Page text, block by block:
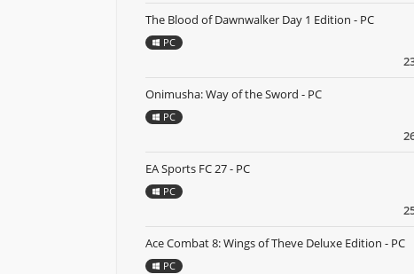
The Blood of Dawnwalker Day 1 Edition - PC
PC
Onimusha: Way of the Sword - PC
PC
EA Sports FC 27 - PC
PC
Ace Combat 8: Wings of Theve Deluxe Edition - PC
PC